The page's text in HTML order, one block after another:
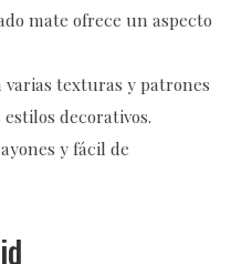
mate ofrece un aspecto
texturas y patrones
decorativos.
y fácil de